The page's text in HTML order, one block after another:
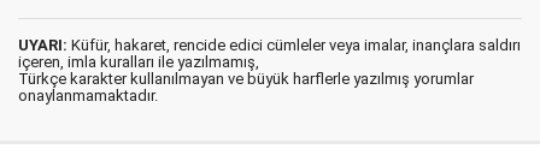
UYARI: Küfür, hakaret, rencide edici cümleler veya imalar, inançlara saldırı
içeren, imla kuralları ile yazılmamış,
Türkçe karakter kullanılmayan ve büyük harflerle yazılmış yorumlar
onaylanmamaktadır.